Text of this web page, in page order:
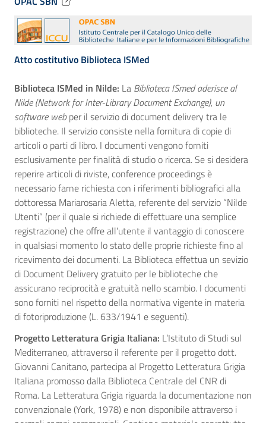
Atto costitutivo Biblioteca ISMed
Biblioteca ISMed in Nilde: La Biblioteca ISmed aderisce al
Nilde (Network for Inter-Library Document Exchange), un
software webper il servizio di document delivery tra le
biblioteche. Il servizio consiste nella fornitura di copie di
articoli o parti di libro. I documenti vengono forniti
esclusivamente per finalità di studio o ricerca. Se si desidera
reperire articoli di riviste, conference proceedings è
necessario farne richiesta con i riferimenti bibliografici alla
dottoressa Mariarosaria Aletta, referente del servizio “Nilde
Utenti” (per il quale si richiede di effettuare una semplice
registrazione) che offre all’utente il vantaggio di conoscere
in qualsiasi momento lo stato delle proprie richieste fino al
ricevimento dei documenti. La Biblioteca effettua un sevizio
di Document Delivery gratuito per le biblioteche che
assicurano reciprocità e gratuità nello scambio. I documenti
sono forniti nel rispetto della normativa vigente in materia
di fotoriproduzione (L. 633/1941 e seguenti).
Progetto Letteratura Grigia Italiana: L’Istituto di Studi sul
Mediterraneo, attraverso il referente per il progetto dott.
Giovanni Canitano, partecipa al Progetto Letteratura Grigia
Italiana promosso dalla Biblioteca Centrale del CNR di
Roma. La Letteratura Grigia riguarda la documentazione non
convenzionale (York, 1978) e non disponibile attraverso i